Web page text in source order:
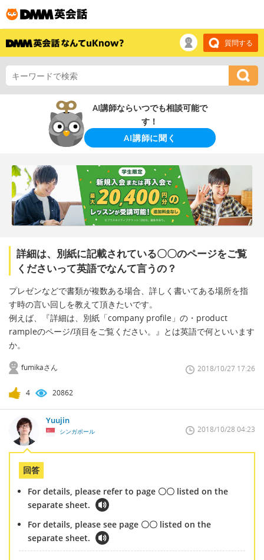
質問する
AI講師ならいつでも相談可能で
す！
AI講師に聞く
詳細は、別紙に記載されている〇〇のページをご覧
くださいって英語でなんて言うの？
プレゼンなどで書類が複数ある場合、詳しく書いてある場所を指
す時の言い回しを教えて頂きたいです。
例えば、『詳細は、別紙「company profile」の・product
rampleのページ/項目をご覧ください。』とは英語で何といいます
か。
fumikaさん 2018/10/27 17:26
4 20862
Yuujin
シンガポール 2018/10/28 04:23
回答
For details, please refer to page 〇〇 listed on the
separate sheet.
For details, please see page 〇〇 listed on the
separate sheet.